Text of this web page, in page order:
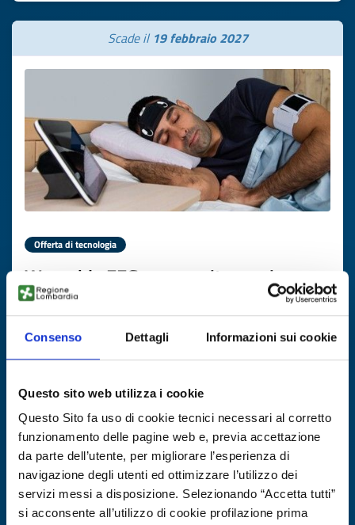
Consenso Dettagli Informazioni sui cookie
Questo sito web utilizza i cookie
Questo Sito fa uso di cookie tecnici necessari al corretto
funzionamento delle pagine web e, previa accettazione
da parte dell’utente, per migliorare l’esperienza di
navigazione degli utenti ed ottimizzare l’utilizzo dei
servizi messi a disposizione. Selezionando “Accetta tutti”
si acconsente all’utilizzo di cookie profilazione prima
Scade il 19 febbraio 2027
Offerta di tecnologia
Wearable EEG per monitoraggio
remoto di lunga durata
ID EEN: TOCH20260121002
Scade il19 febbraio 2027